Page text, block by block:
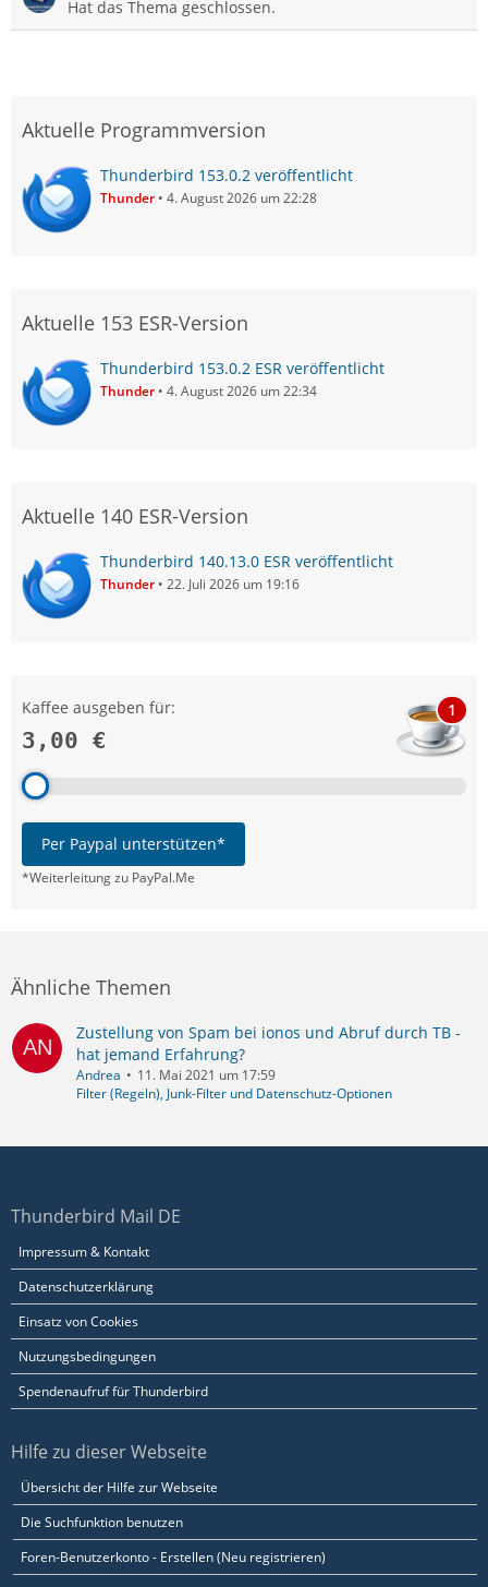
Hat das Thema geschlossen.
Aktuelle Programmversion
Thunderbird 153.0.2 veröffentlicht
Thunder 4. August 2026 um 22:28
Aktuelle 153 ESR-Version
Thunderbird 153.0.2 ESR veröffentlicht
Thunder 4. August 2026 um 22:34
Aktuelle 140 ESR-Version
Thunderbird 140.13.0 ESR veröffentlicht
Thunder 22. Juli 2026 um 19:16
Kaffee ausgeben für:
3,00 €
1
Per Paypal unterstützen*
*Weiterleitung zu PayPal.Me
Ähnliche Themen
Zustellung von Spam bei ionos und Abruf durch TB -
hat jemand Erfahrung?
Andrea
11. Mai 2021 um 17:59
Filter (Regeln), Junk-Filter und Datenschutz-Optionen
Thunderbird Mail DE
Impressum & Kontakt
Datenschutzerklärung
Einsatz von Cookies
Nutzungsbedingungen
Spendenaufruf für Thunderbird
Hilfe zu dieser Webseite
Übersicht der Hilfe zur Webseite
Die Suchfunktion benutzen
Foren-Benutzerkonto - Erstellen (Neu registrieren)